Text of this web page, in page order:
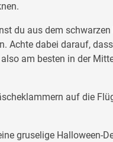
du aus dem
Achte dabei darauf,
am besten in der
auf die
gruselige Halloween-